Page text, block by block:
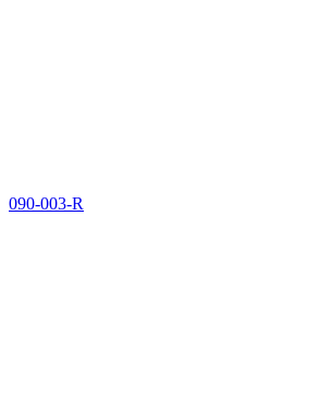
090-003-R